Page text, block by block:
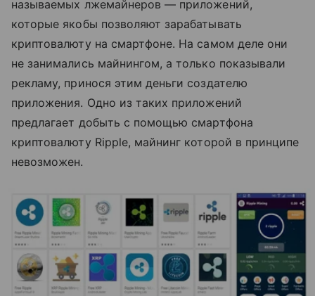
называемых лжемайнеров — приложений,
которые якобы позволяют зарабатывать
криптовалюту на смартфоне. На самом деле они
не занимались майнингом, а только показывали
рекламу, принося этим деньги создателю
приложения. Одно из таких приложений
предлагает добыть с помощью смартфона
криптовалюту Ripple, майнинг которой в принципе
невозможен.